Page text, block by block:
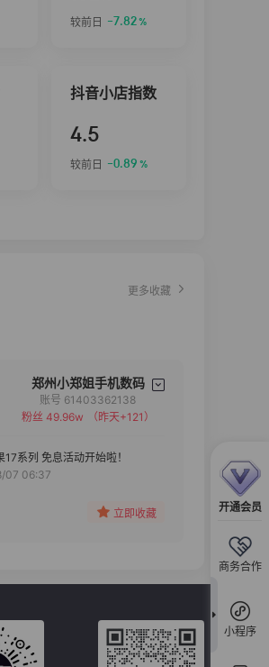
开通会员
商务合作
小程序
较前日 -7.82%
抖音小店指数
4.5
较前日 -0.89 %
更多收藏
郑州小郑姐手机数码
备注
分组
账号 61403362138
粉丝 49.96w
（昨天+121）
17系列 免息活动开始啦！
07 06:37
立即收藏